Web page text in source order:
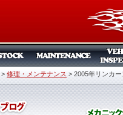
> 修理・メンテナンス > 2005年リンカ